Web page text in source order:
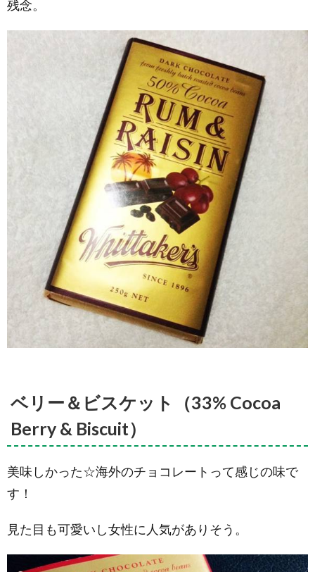
残念。
ベリー＆ビスケット（33% Cocoa
Berry & Biscuit）
美味しかった☆海外のチョコレートって感じの味で
す！
見た目も可愛いし女性に人気がありそう。